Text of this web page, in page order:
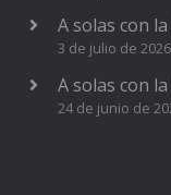
A solas con
3 de julio de 2026
A solas con
24 de junio de